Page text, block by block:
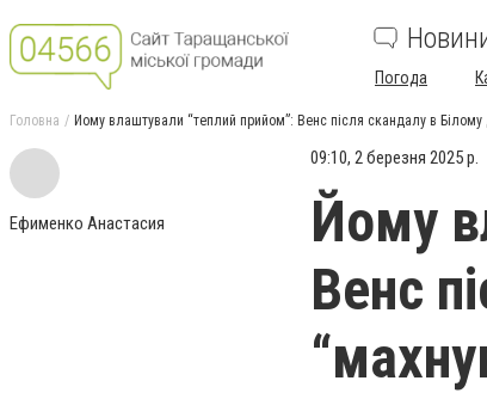
Погода
Головна Йому влаштували “теплий прийом”: Венс після скандалу в Білому
Ефименко Анастасия
09:10, 2 березня 2025 р.
Йому
Венс